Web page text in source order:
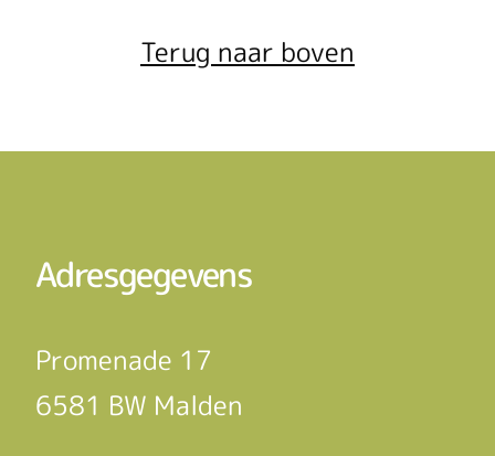
Terug naar boven
Adresgegevens
Promenade 17
6581 BW Malden